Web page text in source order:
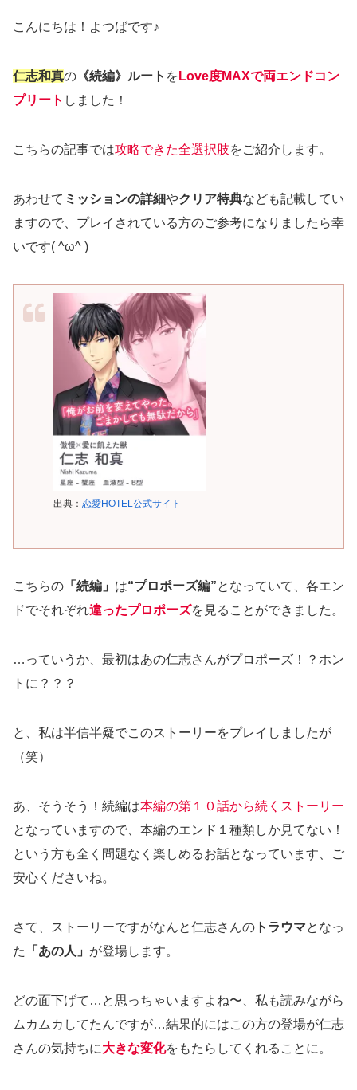
こんにちは！よつばです♪
仁志和真の 《続編》ルート を Love度MAXで両エンドコン
プリート しました！
こちらの記事では攻略できた全選択肢をご紹介します。
あわせて ミッションの詳細やクリア特典なども記載してい
ますので、プレイされている方のご参考になりましたら幸
いです( ^ω^ )
出典： 恋愛HOTEL公式サイト
こちらの 「続編」 は“プロポーズ編”となっていて、各エン
ドでそれぞれ違ったプロポーズを見ることができました。
…っていうか、最初はあの仁志さんがプロポーズ！？ホン
トに？？？
と、私は半信半疑でこのストーリーをプレイしましたが
（笑）
あ、そうそう！続編は本編の第１０話から続くストーリー
となっていますので、本編のエンド１種類しか見てない！
という方も全く問題なく楽しめるお話となっています、ご
安心くださいね。
さて、ストーリーですがなんと仁志さんの トラウマとなっ
た
「あの人」 が登場します。
どの面下げて…と思っちゃいますよね〜、私も読みながら
ムカムカしてたんですが…結果的にはこの方の登場が仁志
さんの気持ちに大きな変化をもたらしてくれることに。